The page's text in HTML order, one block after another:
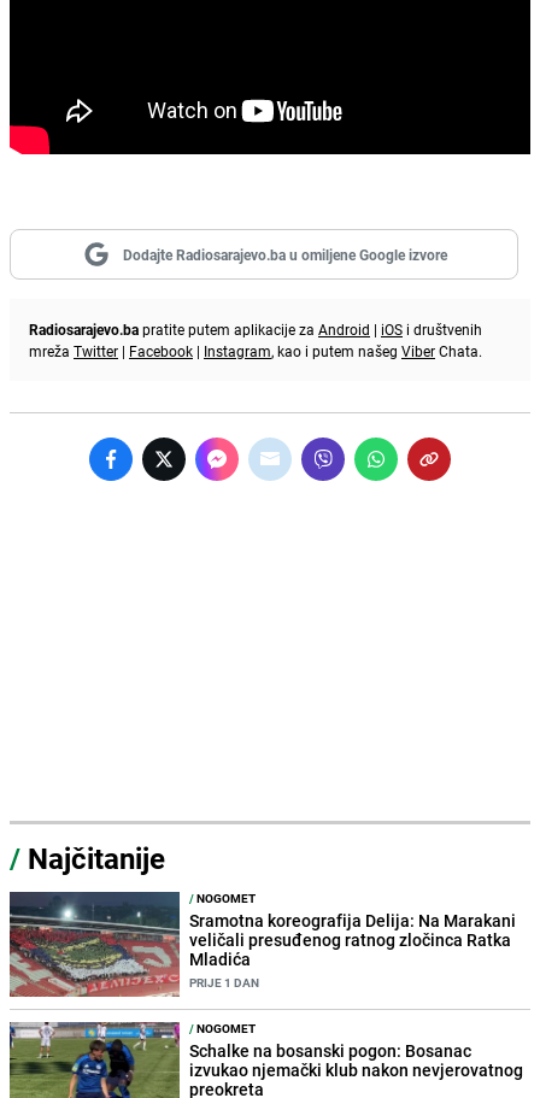
Dodajte Radiosarajevo.ba u omiljene Google izvore
Radiosarajevo.bapratite putem aplikacije za Android | iOS i društvenih
mreža Twitter | Facebook | Instagram, kao i putem našeg ViberChata.
/ Najčitanije
/NOGOMET
Sramotna koreografija Delija: Na Marakani
veličali presuđenog ratnog zločinca Ratka
Mladića
PRIJE 1 DAN
/NOGOMET
Schalke na bosanski pogon: Bosanac
izvukao njemački klub nakon nevjerovatnog
preokreta